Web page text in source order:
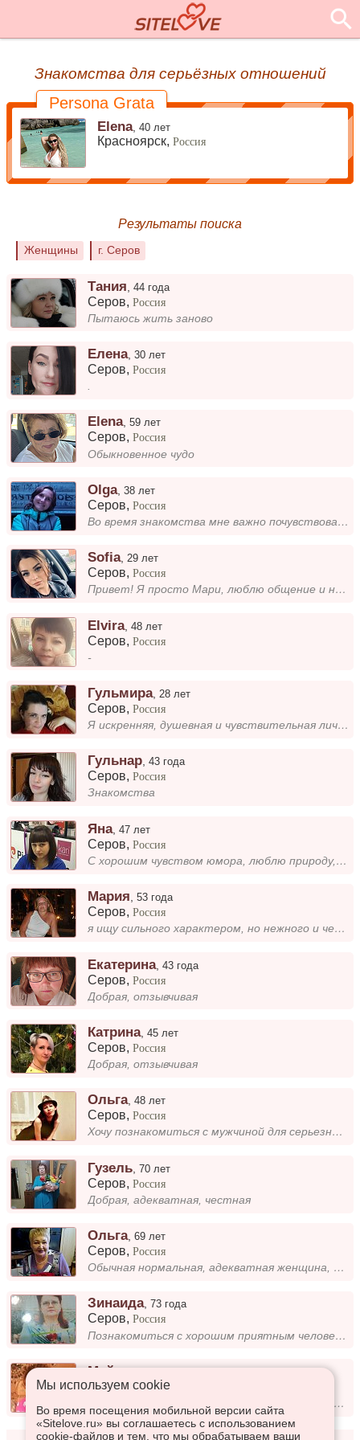
Знакомства для серьёзных отношений
Persona Grata
Elena,40 лет
Красноярск,Россия
Результаты поиска
Женщины г. Серов
Тания ,44 года
Серов,Россия
Пытаюсь жить заново
Елена,30 лет
Серов,Россия
.
Elena,59 лет
Серов,Россия
Обыкновенное чудо
Olga,38 лет
Серов,Россия
Во время знакомства мне важно почувствовать естественную симпатию и взаимный интерес. Я стараюсь быть искренней, рассказ...
Sofia, 29 лет
Серов,Россия
Привет! Я просто Мари, люблю общение и новые знакомства. Рада приветствовать вас здесь! 😊
Elvira,48 лет
Серов,Россия
-
Гульмира, 28 лет
Серов,Россия
Я искренняя, душевная и чувствительная личность. Мечтаю о настоящей любви, которая подарит мне счастье и вечное чувство....
Гульнар,43 года
Серов,Россия
Знакомства
Яна,47 лет
Серов,Россия
С хорошим чувством юмора, люблю природу, люблю готовить. Цель найти вторую половинку
Мария ,53 года
Серов,Россия
я ищу сильного характером, но нежного и честного друга на всю жизнь. брак, возможно рождение ребёнка. Лучше если ты воен...
Екатерина,43 года
Серов,Россия
Добрая, отзывчивая
Катрина,45 лет
Серов,Россия
Добрая, отзывчивая
Ольга,48 лет
Серов,Россия
Хочу познакомиться с мужчиной для серьезных отношений
Гузель ,70 лет
Серов,Россия
Добрая, адекватная, честная
Ольга,69 лет
Серов,Россия
Обычная нормальная, адекватная женщина, вдова уже давно. Желаю встретить мужчину для серьезных отношений и совместного п...
Зинаида,73 года
Серов,Россия
Познакомиться с хорошим приятным человеком для общения
Майя,
Серов,Россия
Люблю вязать, ходить в бассейн, огород, работа, дом.
Мы используем сookie
Во время посещения мобильной версии сайта
«Sitelove.ru» вы соглашаетесь с использованием
cookie-файлов и тем, что мы обрабатываем ваши